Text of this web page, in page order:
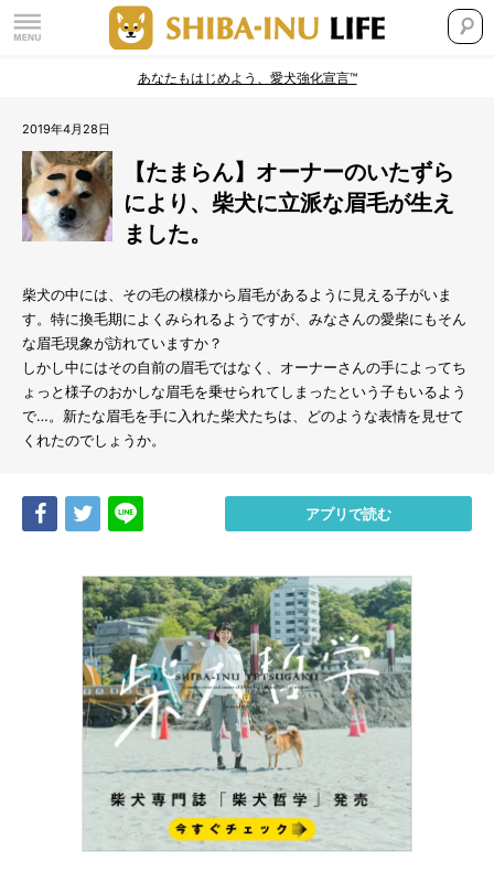
あなたもはじめよう、愛犬強化宣言™
2019年4月28日
【たまらん】オーナーのいたずら
により、柴犬に立派な眉毛が生え
ました。
柴犬の中には、その毛の模様から眉毛があるように見える子がいま
す。特に換毛期によくみられるようですが、みなさんの愛柴にもそん
な眉毛現象が訪れていますか？
しかし中にはその自前の眉毛ではなく、オーナーさんの手によってち
ょっと様子のおかしな眉毛を乗せられてしまったという子もいるよう
で…。新たな眉毛を手に入れた柴犬たちは、どのような表情を見せて
くれたのでしょうか。
Share Tweet アプリで読む